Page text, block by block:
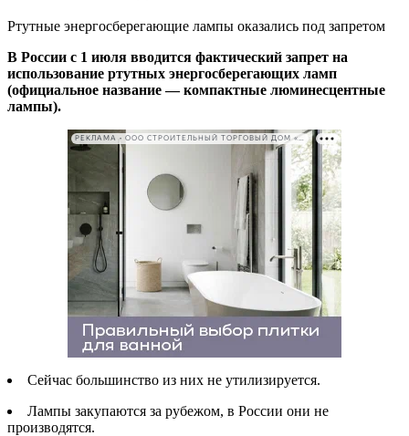
Ртутные энергосберегающие лампы оказались под запретом
В России с 1 июля вводится фактический запрет на
использование ртутных энергосберегающих ламп
(официальное название — компактные люминесцентные
лампы).
РЕКЛАМА • ООО СТРОИТЕЛЬНЫЙ ТОРГОВЫЙ ДОМ «ПЕТРОВИЧ». ИНН: 7802348846
Сейчас большинство из них не утилизируется.
Лампы закупаются за рубежом, в России они не
производятся.